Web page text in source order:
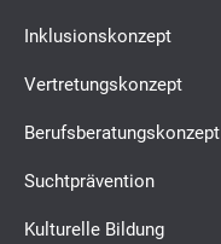
Inklusionskonzept
Vertretungskonzept
Berufsberatungskonzept
Suchtprävention
Kulturelle Bildung